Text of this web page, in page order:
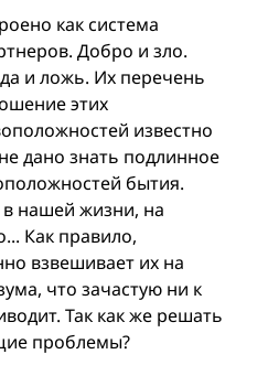
как система
Добро и зло.
и ложь. Их перечень
этих
известно
дано знать подлинное
бытия.
нашей жизни, на
Как правило,
взвешивает их на
что зачастую ни к
Так как же решать
проблемы?